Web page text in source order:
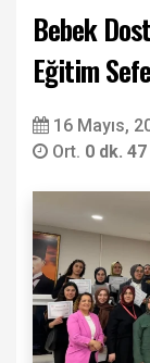
Bebek
Eğitim
16 Mayıs,
Ort. 0 dk.